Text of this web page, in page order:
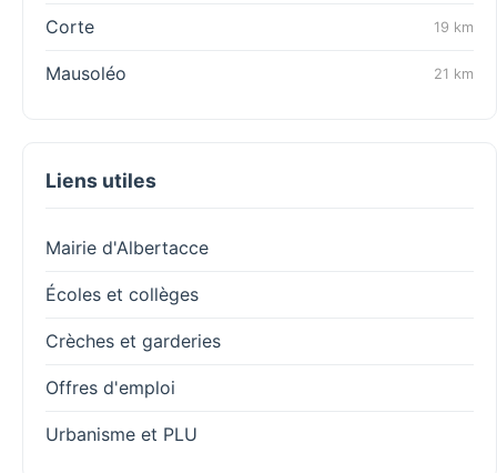
Corte 19 km
Mausoléo 21 km
Liens utiles
Mairie d'Albertacce
Écoles et collèges
Crèches et garderies
Offres d'emploi
Urbanisme et PLU